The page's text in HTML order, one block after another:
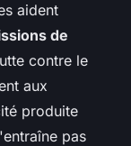
aident
de
contre le
aux
produite
pas